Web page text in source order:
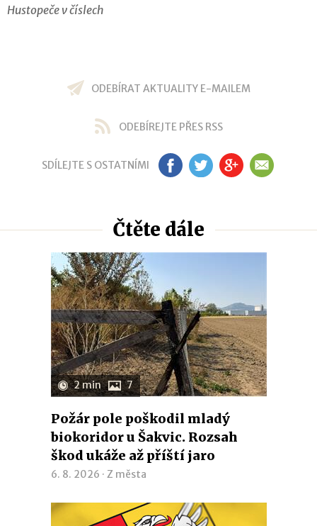
Hustopeče v číslech
ODEBÍRAT AKTUALITY E-MAILEM
ODEBÍREJTE PŘES RSS
SDÍLEJTE S OSTATNÍMI FB TW GP EM
Čtěte dále
2 min 7
Požár pole poškodil mladý
biokoridor u Šakvic. Rozsah
škod ukáže až příští jaro
6. 8. 2026 · Z města